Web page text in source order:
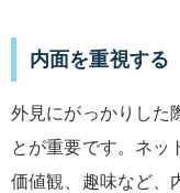
内面を重視する
外見にがっかりした
とが重要です。ネッ
価値観、趣味など、